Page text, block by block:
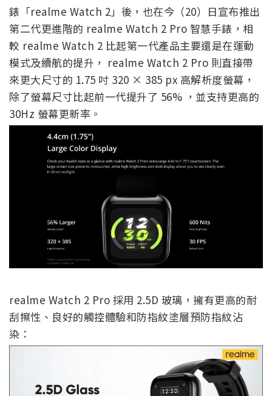
錶「realme Watch 2」後，也在今（20）日宣布推出
第二代更進階的 realme Watch 2 Pro 智慧手錶，相
較 realme Watch 2 比起第一代產品主要還是在運動
模式及續航的提升， realme Watch 2 Pro 則直接帶
來更大尺寸的 1.75 吋 320 × 385 px 高解析度螢幕，
除了螢幕尺寸比起前一代提升了 56% ，並支持更高的
30Hz 螢幕更新率。
realme Watch 2 Pro 採用 2.5D 玻璃，擁有更高的耐
刮擦性、良好的觸控體驗和防指紋塗層預防指紋沾
染：